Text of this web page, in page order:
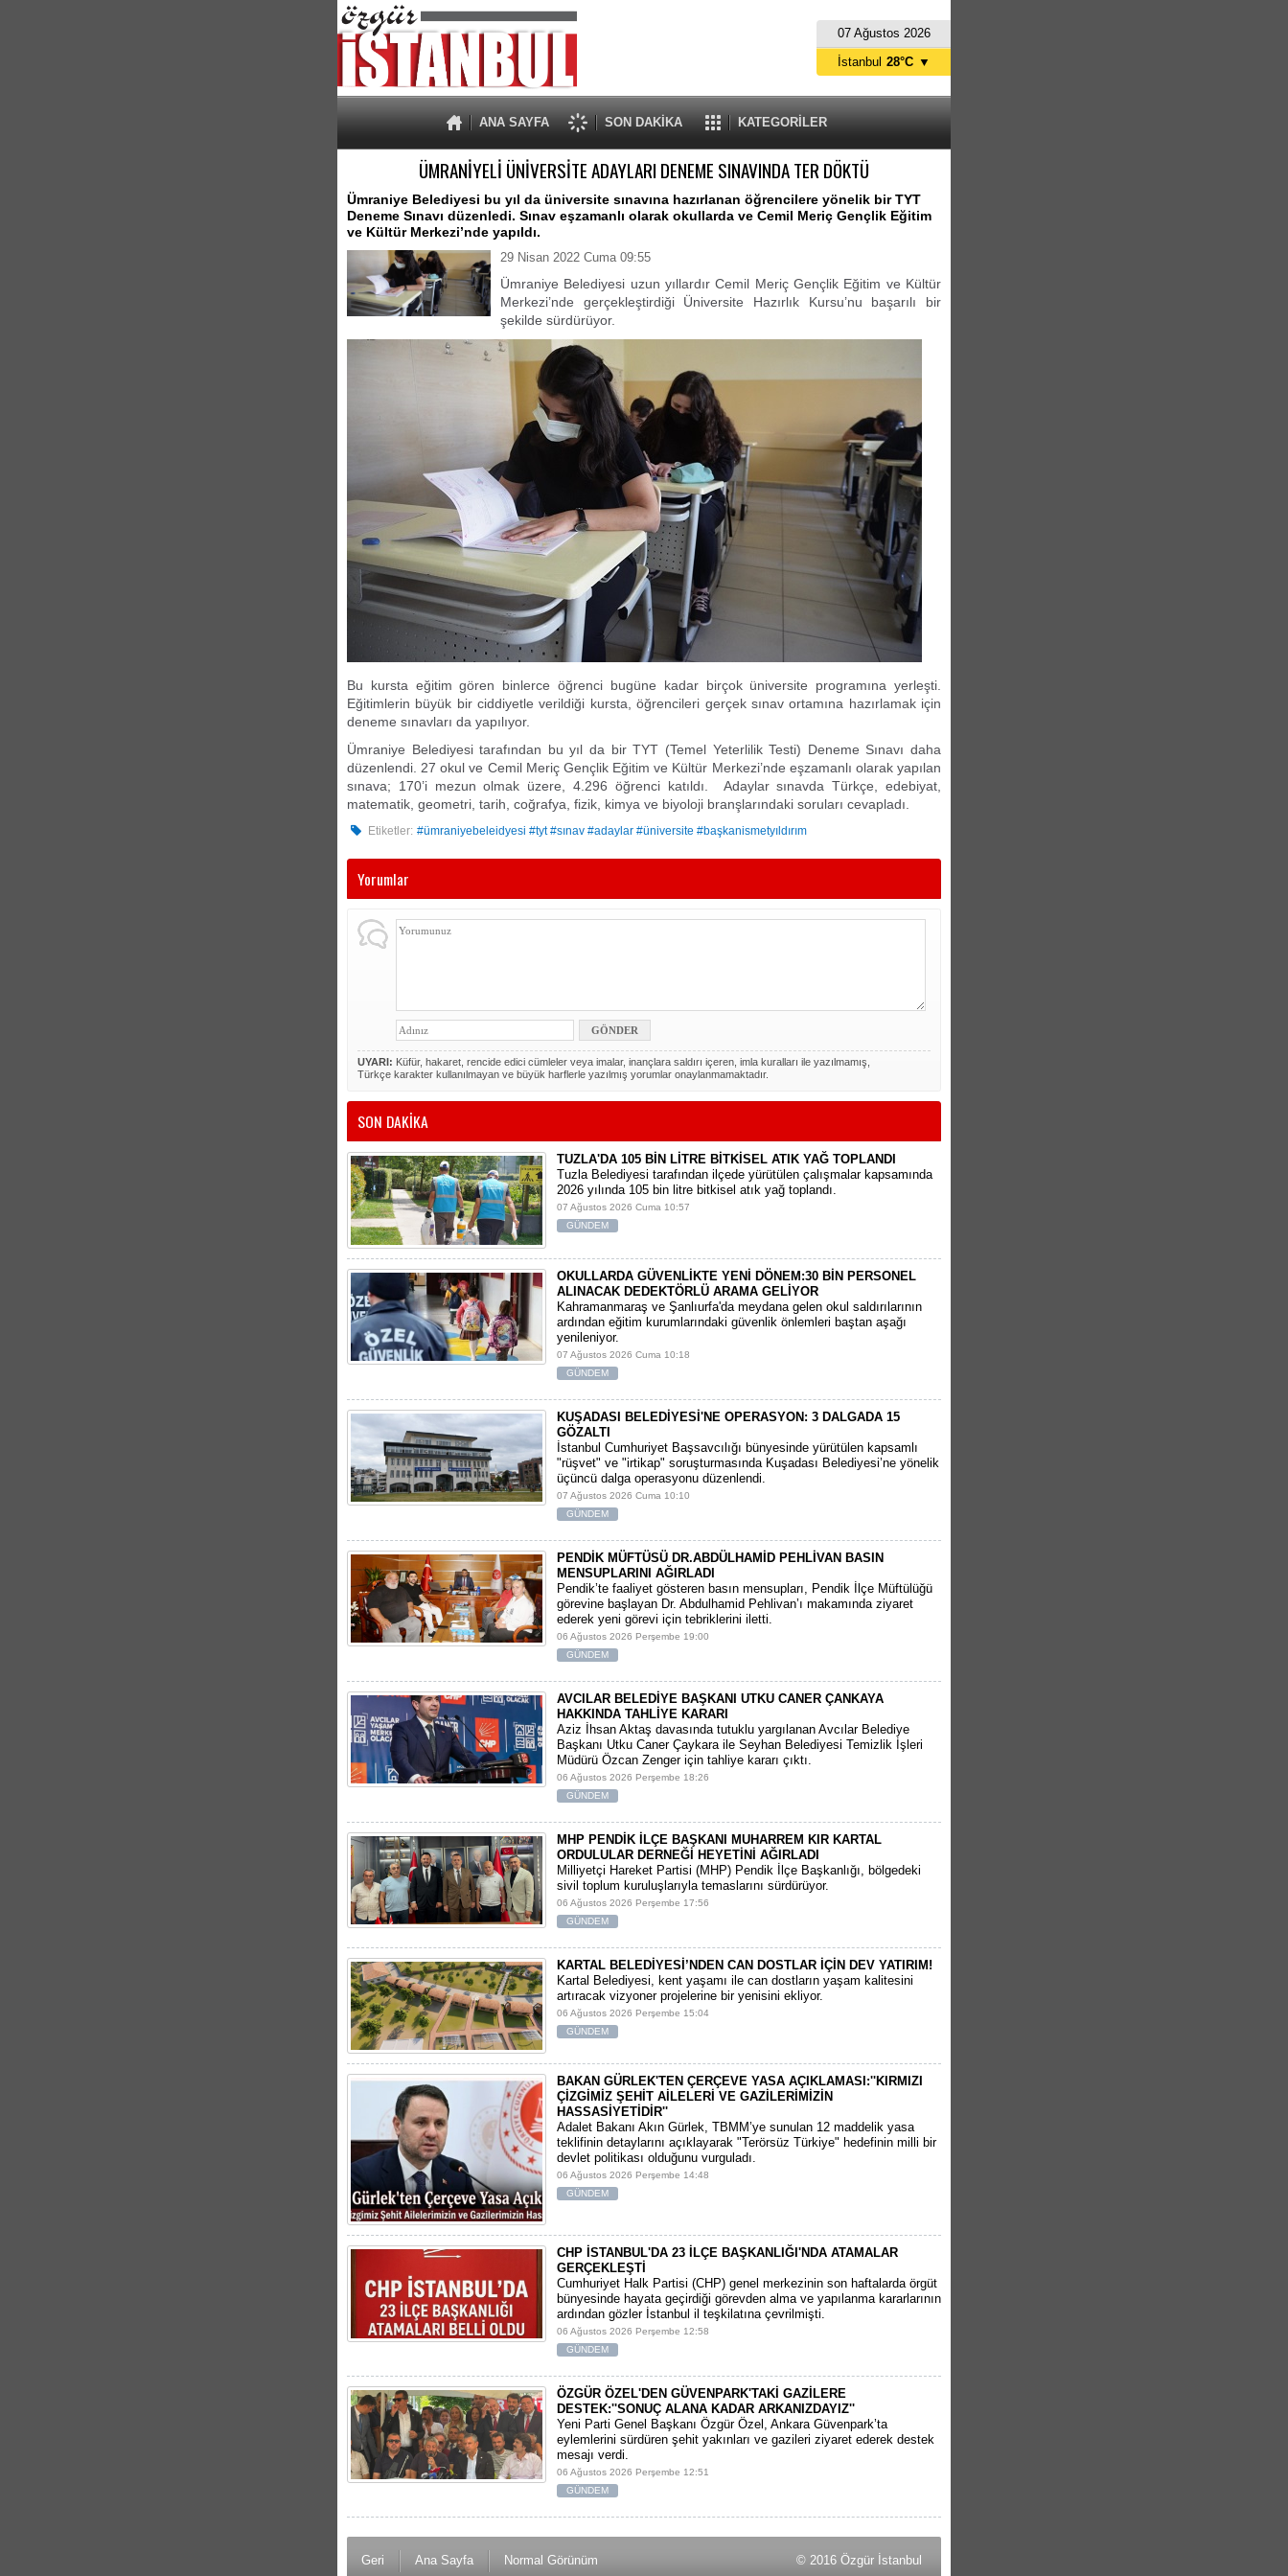
07 Ağustos 2026
ANA SAYFA SON DAKİKA KATEGORİLER
İstanbul 28°C ▼
ÜMRANİYELİ ÜNİVERSİTE ADAYLARI DENEME SINAVINDA TER DÖKTÜ
Ümraniye Belediyesi bu yıl da üniversite sınavına hazırlanan öğrencilere yönelik bir TYT
Deneme Sınavı düzenledi. Sınav eşzamanlı olarak okullarda ve Cemil Meriç Gençlik Eğitim
ve Kültür Merkezi’nde yapıldı.
29 Nisan 2022 Cuma 09:55
Ümraniye Belediyesi uzun yıllardır Cemil Meriç Gençlik Eğitim ve Kültür
Merkezi’nde gerçekleştirdiği Üniversite Hazırlık Kursu’nu başarılı bir
şekilde sürdürüyor.
Bu kursta eğitim gören binlerce öğrenci bugüne kadar birçok üniversite programına yerleşti.
Eğitimlerin büyük bir ciddiyetle verildiği kursta, öğrencileri gerçek sınav ortamına hazırlamak için
deneme sınavları da yapılıyor.
Ümraniye Belediyesi tarafından bu yıl da bir TYT (Temel Yeterlilik Testi) Deneme Sınavı daha
düzenlendi. 27 okul ve Cemil Meriç Gençlik Eğitim ve Kültür Merkezi’nde eşzamanlı olarak yapılan
sınava; 170’i mezun olmak üzere, 4.296 öğrenci katıldı. Adaylar sınavda Türkçe, edebiyat,
matematik, geometri, tarih, coğrafya, fizik, kimya ve biyoloji branşlarındaki soruları cevapladı.
Etiketler: #ümraniyebeleidyesi #tyt #sınav #adaylar #üniversite #başkanismetyıldırım
Yorumlar
UYARI: Küfür, hakaret, rencide edici cümleler veya imalar, inançlara saldırı içeren, imla kuralları ile yazılmamış,
Türkçe karakter kullanılmayan ve büyük harflerle yazılmış yorumlar onaylanmamaktadır.
SON DAKİKA
TUZLA'DA 105 BİN LİTRE BİTKİSEL ATIK YAĞ TOPLANDI
Tuzla Belediyesi tarafından ilçede yürütülen çalışmalar kapsamında
2026 yılında 105 bin litre bitkisel atık yağ toplandı.
07 Ağustos 2026 Cuma 10:57
GÜNDEM
OKULLARDA GÜVENLİKTE YENİ DÖNEM:30 BİN PERSONEL
ALINACAK DEDEKTÖRLÜ ARAMA GELİYOR
​Kahramanmaraş ve Şanlıurfa'da meydana gelen okul saldırılarının
ardından eğitim kurumlarındaki güvenlik önlemleri baştan aşağı
yenileniyor.
07 Ağustos 2026 Cuma 10:18
GÜNDEM
KUŞADASI BELEDİYESİ'NE OPERASYON: 3 DALGADA 15
GÖZALTI
​İstanbul Cumhuriyet Başsavcılığı bünyesinde yürütülen kapsamlı
"rüşvet" ve "irtikap" soruşturmasında Kuşadası Belediyesi’ne yönelik
üçüncü dalga operasyonu düzenlendi.
07 Ağustos 2026 Cuma 10:10
GÜNDEM
PENDİK MÜFTÜSÜ DR.ABDÜLHAMİD PEHLİVAN BASIN
MENSUPLARINI AĞIRLADI
​Pendik’te faaliyet gösteren basın mensupları, Pendik İlçe Müftülüğü
görevine başlayan Dr. Abdulhamid Pehlivan’ı makamında ziyaret
ederek yeni görevi için tebriklerini iletti.
06 Ağustos 2026 Perşembe 19:00
GÜNDEM
AVCILAR BELEDİYE BAŞKANI UTKU CANER ÇANKAYA
HAKKINDA TAHLİYE KARARI
​Aziz İhsan Aktaş davasında tutuklu yargılanan Avcılar Belediye
Başkanı Utku Caner Çaykara ile Seyhan Belediyesi Temizlik İşleri
Müdürü Özcan Zenger için tahliye kararı çıktı.
06 Ağustos 2026 Perşembe 18:26
GÜNDEM
MHP PENDİK İLÇE BAŞKANI MUHARREM KIR KARTAL
ORDULULAR DERNEĞİ HEYETİNİ AĞIRLADI
​Milliyetçi Hareket Partisi (MHP) Pendik İlçe Başkanlığı, bölgedeki
sivil toplum kuruluşlarıyla temaslarını sürdürüyor.
06 Ağustos 2026 Perşembe 17:56
GÜNDEM
KARTAL BELEDİYESİ’NDEN CAN DOSTLAR İÇİN DEV YATIRIM!
Kartal Belediyesi, kent yaşamı ile can dostların yaşam kalitesini
artıracak vizyoner projelerine bir yenisini ekliyor.
06 Ağustos 2026 Perşembe 15:04
GÜNDEM
BAKAN GÜRLEK'TEN ÇERÇEVE YASA AÇIKLAMASI:''KIRMIZI
ÇİZGİMİZ ŞEHİT AİLELERİ VE GAZİLERİMİZİN
HASSASİYETİDİR''
Adalet Bakanı Akın Gürlek, TBMM’ye sunulan 12 maddelik yasa
teklifinin detaylarını açıklayarak "Terörsüz Türkiye" hedefinin milli bir
devlet politikası olduğunu vurguladı.
06 Ağustos 2026 Perşembe 14:48
GÜNDEM
CHP İSTANBUL'DA 23 İLÇE BAŞKANLIĞI'NDA ATAMALAR
GERÇEKLEŞTİ
​Cumhuriyet Halk Partisi (CHP) genel merkezinin son haftalarda örgüt
bünyesinde hayata geçirdiği görevden alma ve yapılanma kararlarının
ardından gözler İstanbul il teşkilatına çevrilmişti.
06 Ağustos 2026 Perşembe 12:58
GÜNDEM
ÖZGÜR ÖZEL'DEN GÜVENPARK'TAKİ GAZİLERE
DESTEK:''SONUÇ ALANA KADAR ARKANIZDAYIZ''
​Yeni Parti Genel Başkanı Özgür Özel, Ankara Güvenpark’ta
eylemlerini sürdüren şehit yakınları ve gazileri ziyaret ederek destek
mesajı verdi.
06 Ağustos 2026 Perşembe 12:51
GÜNDEM
Geri Ana Sayfa Normal Görünüm © 2016 Özgür İstanbul